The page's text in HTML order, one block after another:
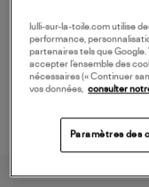
480,00 €
JEROME DREYFUSS
Sac Bobi S Cuir Lamé
Champagne
lulli-sur-la-toile.com utilise
performance,
partenaires tels que Google.
accepter l’ensemble des
nécessaires (« Continuer
vos données,
consulter
Paramètres des